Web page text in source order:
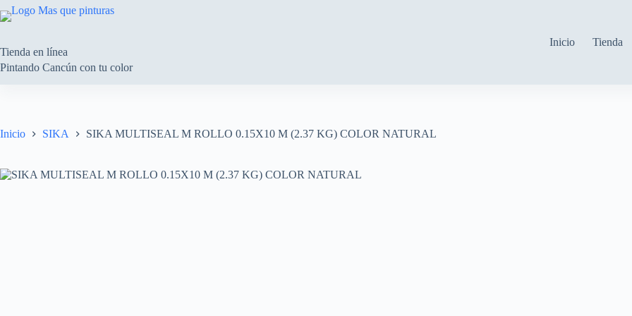
Saltar
al
Tienda en línea
Pintando Cancún con tu color
Inicio Tienda
Inicio SIKA SIKA MULTISEAL M ROLLO 0.15X10 M (2.37 KG) COLOR NATURAL